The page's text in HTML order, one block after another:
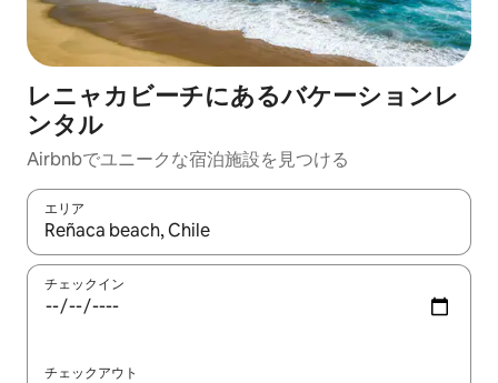
レニャカビーチにあるバケーションレ
ンタル
Airbnbでユニークな宿泊施設を見つける
エリア
検索結果が表示されたら、上下の矢印キーを使って移動するか
チェックイン
チェックアウト